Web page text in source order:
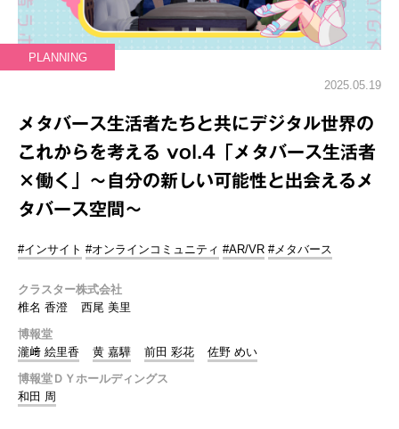
PLANNING
2025.05.19
メタバース生活者たちと共にデジタル世界の
これからを考える vol.4「メタバース生活者
×働く」～自分の新しい可能性と出会えるメ
タバース空間～
#インサイト #オンラインコミュニティ #AR/VR #メタバース
クラスター株式会社
椎名 香澄
西尾 美里
博報堂
瀧﨑 絵里香
黄 嘉驊 前田 彩花
佐野 めい
博報堂ＤＹホールディングス
和田 周